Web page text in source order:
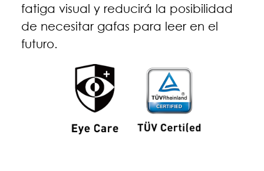
fatiga visual y reducirá la posibilidad
de necesitar gafas para leer en el
futuro.